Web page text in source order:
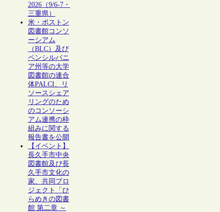
2026（9/6-7・
三重県）
米・ボストン
図書館コンソ
ーシアム
（BLC）及び
ペンシルバニ
ア州等の大学
図書館の連合
体PALCI、リ
ソースシェア
リングのため
のコンソーシ
アム連携の枠
組みに関する
報告書を公開
【イベント】
長久手市中央
図書館及び長
久手市文化の
家、共同プロ
ジェクト「ひ
らめきの図書
館 第二章 ～